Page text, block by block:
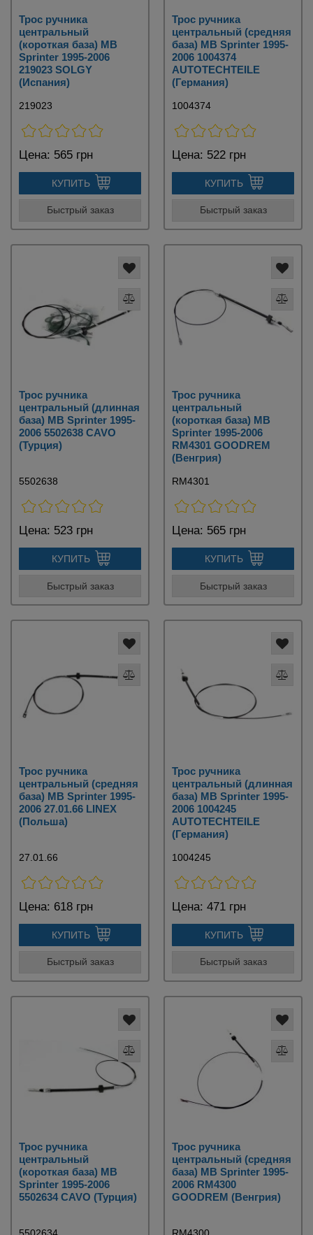
Трос ручника
центральный
(короткая база) MB
Sprinter 1995-2006
219023 SOLGY
(Испания)
219023
Цена: 565 грн
КУПИТЬ
Быстрый заказ
Трос ручника
центральный (средняя
база) MB Sprinter 1995-
2006 1004374
AUTOTECHTEILE
(Германия)
1004374
Цена: 522 грн
КУПИТЬ
Быстрый заказ
Трос ручника
центральный (длинная
база) MB Sprinter 1995-
2006 5502638 CAVO
(Турция)
5502638
Цена: 523 грн
КУПИТЬ
Быстрый заказ
Трос ручника
центральный
(короткая база) MB
Sprinter 1995-2006
RM4301 GOODREM
(Венгрия)
RM4301
Цена: 565 грн
КУПИТЬ
Быстрый заказ
Трос ручника
центральный (средняя
база) MB Sprinter 1995-
2006 27.01.66 LINEX
(Польша)
27.01.66
Цена: 618 грн
КУПИТЬ
Быстрый заказ
Трос ручника
центральный (длинная
база) MB Sprinter 1995-
2006 1004245
AUTOTECHTEILE
(Германия)
1004245
Цена: 471 грн
КУПИТЬ
Быстрый заказ
Трос ручника
центральный
(короткая база) MB
Sprinter 1995-2006
5502634 CAVO (Турция)
Трос ручника
центральный (средняя
база) MB Sprinter 1995-
2006 RM4300
GOODREM (Венгрия)